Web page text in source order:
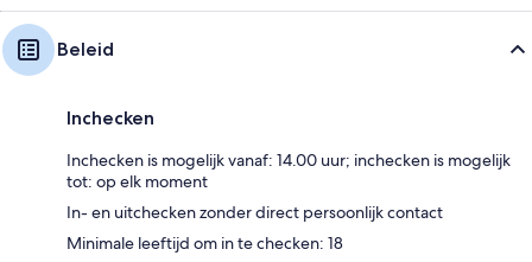
Beleid
Inchecken
Inchecken is mogelijk vanaf: 14.00 uur; inchecken is mogelijk
tot: op elk moment
In- en uitchecken zonder direct persoonlijk contact
Minimale leeftijd om in te checken: 18